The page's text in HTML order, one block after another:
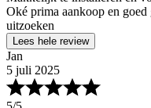
Oké prima aankoop en
uitzoeken
Lees hele review
Jan
5 juli 2025